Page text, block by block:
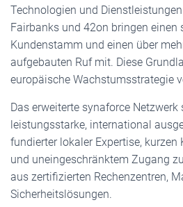
Technologien und
Fairbanks und 42on bringen einen
Kundenstamm und einen über
aufgebauten Ruf mit. Diese
europäische Wachstumsstrategie
Das erweiterte synaforce
leistungsstarke, international
fundierter lokaler Expertise,
und uneingeschränktem Zugang
aus zertifizierten Rechenzentren,
Sicherheitslösungen.